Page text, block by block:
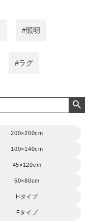
#照明
#ラグ
200×200cm
100×140cm
45×120cm
50×80cm
Hタイプ
Fタイプ